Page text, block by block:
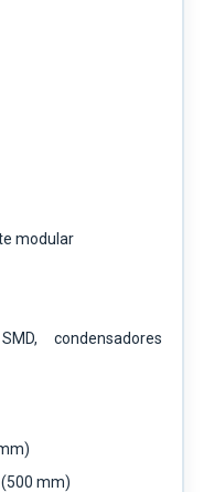
modular
condensadores
(500 mm)